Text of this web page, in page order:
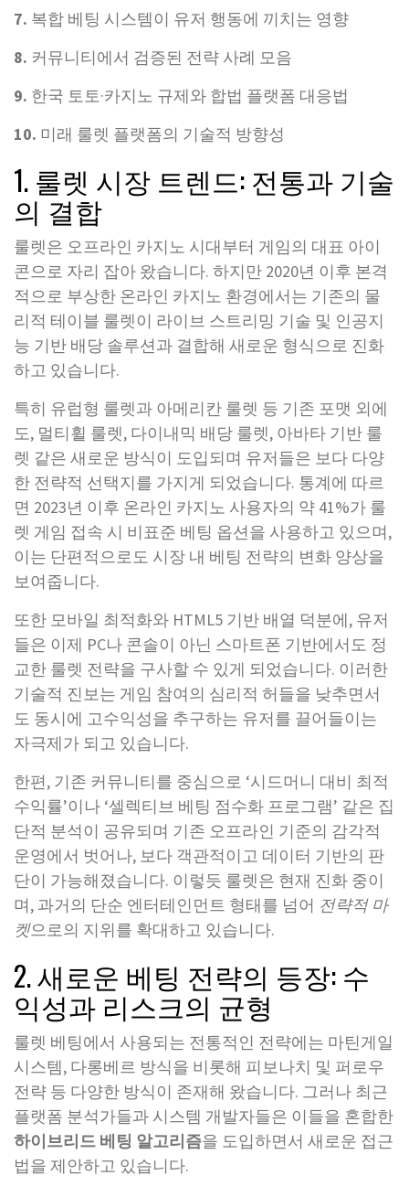
7. 복합 베팅 시스템이 유저 행동에 끼치는 영향
8. 커뮤니티에서 검증된 전략 사례 모음
9. 한국 토토·카지노 규제와 합법 플랫폼 대응법
10. 미래 룰렛 플랫폼의 기술적 방향성
1. 룰렛 시장 트렌드: 전통과 기술
의 결합
룰렛은 오프라인 카지노 시대부터 게임의 대표 아이
콘으로 자리 잡아 왔습니다. 하지만 2020년 이후 본격
적으로 부상한 온라인 카지노 환경에서는 기존의 물
리적 테이블 룰렛이 라이브 스트리밍 기술 및 인공지
능 기반 배당 솔루션과 결합해 새로운 형식으로 진화
하고 있습니다.
특히 유럽형 룰렛과 아메리칸 룰렛 등 기존 포맷 외에
도, 멀티휠 룰렛, 다이내믹 배당 룰렛, 아바타 기반 룰
렛 같은 새로운 방식이 도입되며 유저들은 보다 다양
한 전략적 선택지를 가지게 되었습니다. 통계에 따르
면 2023년 이후 온라인 카지노 사용자의 약 41%가 룰
렛 게임 접속 시 비표준 베팅 옵션을 사용하고 있으며,
이는 단편적으로도 시장 내 베팅 전략의 변화 양상을
보여줍니다.
또한 모바일 최적화와 HTML5 기반 배열 덕분에, 유저
들은 이제 PC나 콘솔이 아닌 스마트폰 기반에서도 정
교한 룰렛 전략을 구사할 수 있게 되었습니다. 이러한
기술적 진보는 게임 참여의 심리적 허들을 낮추면서
도 동시에 고수익성을 추구하는 유저를 끌어들이는
자극제가 되고 있습니다.
한편, 기존 커뮤니티를 중심으로 ‘시드머니 대비 최적
수익률’이나 ‘셀렉티브 베팅 점수화 프로그램’ 같은 집
단적 분석이 공유되며 기존 오프라인 기준의 감각적
운영에서 벗어나, 보다 객관적이고 데이터 기반의 판
단이 가능해졌습니다. 이렇듯 룰렛은 현재 진화 중이
며, 과거의 단순 엔터테인먼트 형태를 넘어 전략적 마
켓으로의 지위를 확대하고 있습니다.
2. 새로운 베팅 전략의 등장: 수
익성과 리스크의 균형
룰렛 베팅에서 사용되는 전통적인 전략에는 마틴게일
시스템, 다롱베르 방식을 비롯해 피보나치 및 퍼로우
전략 등 다양한 방식이 존재해 왔습니다. 그러나 최근
플랫폼 분석가들과 시스템 개발자들은 이들을 혼합한
하이브리드 베팅 알고리즘을 도입하면서 새로운 접근
법을 제안하고 있습니다.